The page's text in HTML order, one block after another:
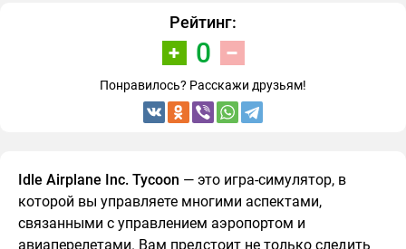
Рейтинг:
0
Понравилось? Расскажи друзьям!
Idle Airplane Inc. Tycoon — это игра-симулятор, в
которой вы управляете многими аспектами,
связанными с управлением аэропортом и
авиаперелетами. Вам предстоит не только следить